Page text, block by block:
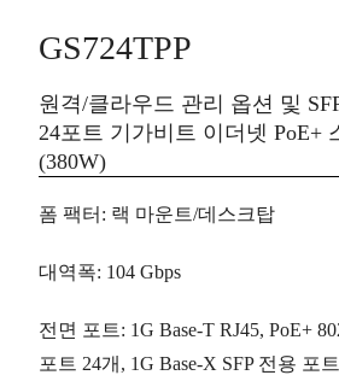
GS724TPP
원격/클라우드 관리 옵션 및
24포트 기가비트 이더넷 PoE+
(380W)
폼 팩터 : 랙 마운트/데스크탑
대역폭: 104 Gbps
전면 포트: 1G Base-T RJ45, PoE+
포트 24개 , 1G Base-X SFP 전용 포트